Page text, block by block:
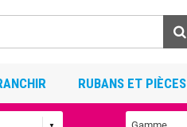
RUBANS ET PIÈCES